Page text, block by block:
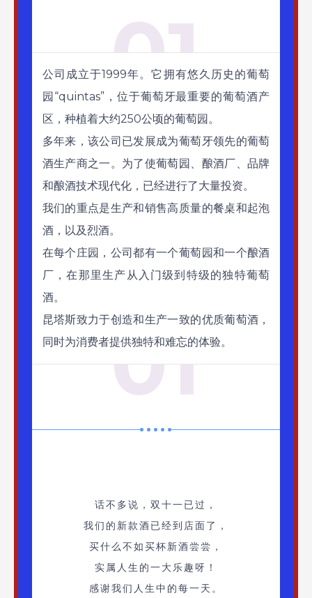
01
公司成立于1999年。它拥有悠久历史的葡萄
园“quintas”，位于葡萄牙最重要的葡萄酒产
区，种植着大约250公顷的葡萄园。
多年来，该公司已发展成为葡萄牙领先的葡萄
酒生产商之一。为了使葡萄园、酿酒厂、品牌
和酿酒技术现代化，已经进行了大量投资。
我们的重点是生产和销售高质量的餐桌和起泡
酒，以及烈酒。
在每个庄园，公司都有一个葡萄园和一个酿酒
厂，在那里生产从入门级到特级的独特葡萄
酒。
昆塔斯致力于创造和生产一致的优质葡萄酒，
同时为消费者提供独特和难忘的体验。
01
话不多说，双十一已过，
我们的新款酒已经到店面了，
买什么不如买杯新酒尝尝，
实属人生的一大乐趣呀！
感谢我们人生中的每一天。